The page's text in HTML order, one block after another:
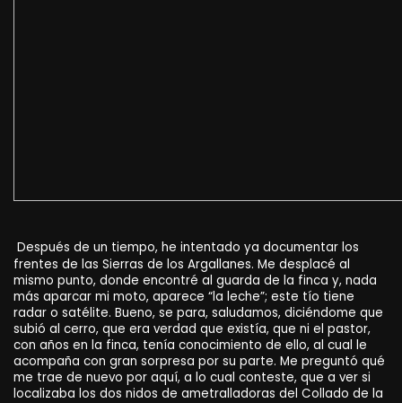
Después de un tiempo, he intentado ya documentar los
frentes de las Sierras de los Argallanes. Me desplacé al
mismo punto, donde encontré al guarda de la finca y, nada
más aparcar mi moto, aparece “la leche”; este tío tiene
radar o satélite. Bueno, se para, saludamos, diciéndome que
subió al cerro, que era verdad que existía, que ni el pastor,
con años en la finca, tenía conocimiento de ello, al cual le
acompaña con gran sorpresa por su parte. Me preguntó qué
me trae de nuevo por aquí, a lo cual conteste, que a ver si
localizaba los dos nidos de ametralladoras del Collado de la